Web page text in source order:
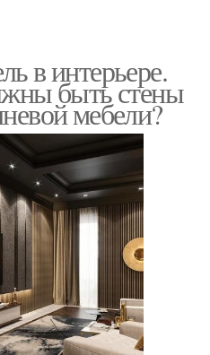
в интерьере.
быть стены
мебели?